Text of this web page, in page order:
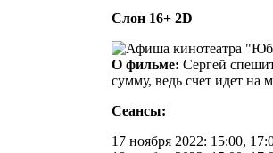
Слон 16+ 2D
О фильме: Сергей
сумму, ведь счет идет на
Сеансы:
17 ноября 2022: 15:00,